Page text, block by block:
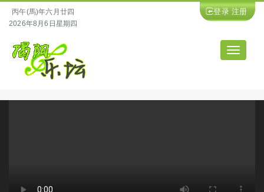
丙午(馬)年六月廿四
2026年8月6日星期四
登录 注册
导
航